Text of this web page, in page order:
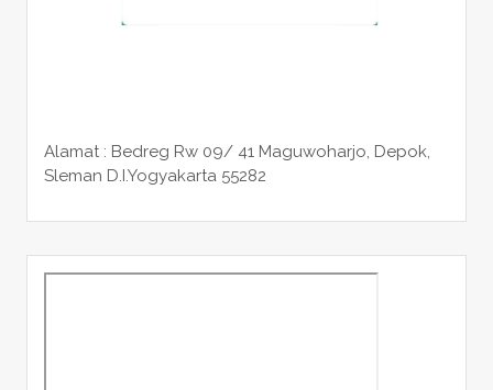
Alamat : Bedreg Rw 09/ 41 Maguwoharjo, Depok,
Sleman D.I.Yogyakarta 55282